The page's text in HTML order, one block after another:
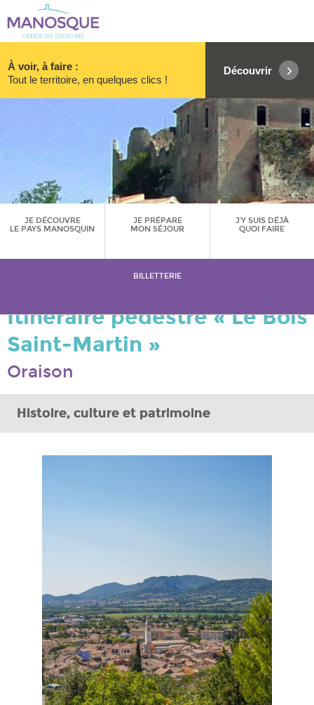
JE DÉCOUVRE
LE PAYS MANOSQUIN
JE PRÉPARE
MON SÉJOUR
J’Y SUIS DÉJÀ
QUOI FAIRE
BILLETTERIE
À voir, à faire :
Tout le territoire, en quelques clics !
Découvrir
Itinéraire pédestre « Le Bois
Saint-Martin »
Oraison
Histoire, culture et patrimoine